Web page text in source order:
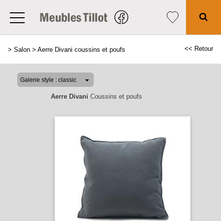
> Salon > Aerre Divani coussins et poufs << Retour
Aerre Divani Coussins et poufs